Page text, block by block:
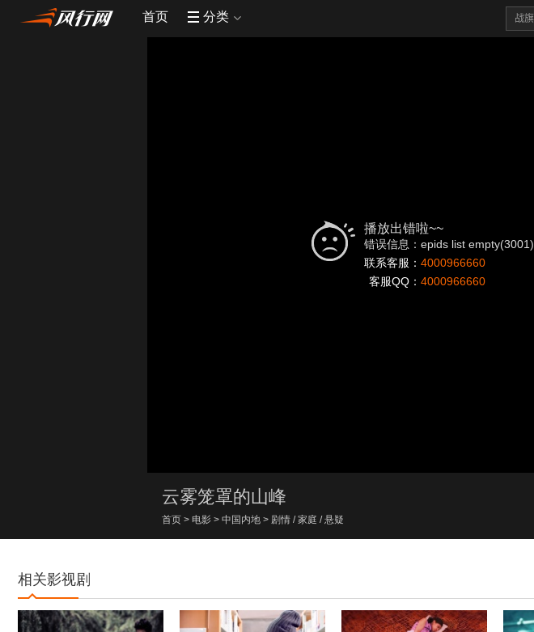
首页 分类
播放出错啦~~
错误信息：epids list empty(3001)
联系客服： 4000966660
客服QQ： 4000966660
云雾笼罩的山峰
首页 > 电影 > 中国内地 > 剧情 / 家庭 / 悬疑
相关影视剧